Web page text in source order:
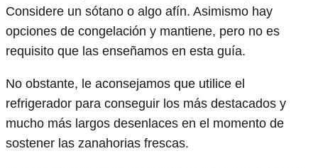
Considere un sótano o algo afín. Asimismo hay
opciones de congelación y mantiene, pero no es
requisito que las enseñamos en esta guía.
No obstante, le aconsejamos que utilice el
refrigerador para conseguir los más destacados y
mucho más largos desenlaces en el momento de
sostener las zanahorias frescas.